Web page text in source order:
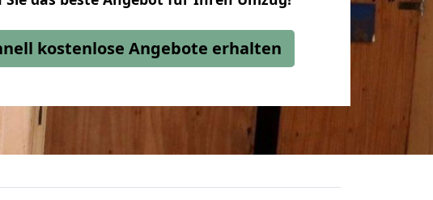
kostenlose Angebote erhalten